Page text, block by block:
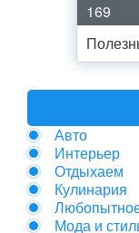
169
Авто
Интерьер
Отдыхаем
Кулинария
Мода и